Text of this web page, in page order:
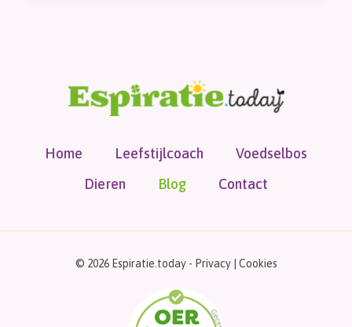
Home Leefstijlcoach
Voedselbos
Dieren
Blog Contact
© 2026 Espiratie.today - Privacy| Cookies